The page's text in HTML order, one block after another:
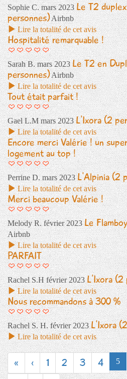
Sophie C.mars 2023 Le T2
personnes)Airbnb
Lire la totalité de cet avis
Hospitalité remarquable !
Sarah B.mars 2023 Le T2 en
personnes)Airbnb
Lire la totalité de cet avis
Tout était parfait !
Gael L.Mmars 2023 L'Ixora (2
Lire la totalité de cet avis
Encore merci Valérie ! un
logement au top !
Perrine D.mars 2023 L'Alpinia (2
Lire la totalité de cet avis
Merci beaucoup Valérie !
Melody R.février 2023 Le
Airbnb
Lire la totalité de cet avis
PARFAIT
Rachel S.Hfévrier 2023 L'Ixora (2
Lire la totalité de cet avis
Nous recommandons à 300 %
Rachel S. H.février 2023 L'Ixora
Lire la totalité de cet avis
« ‹ 1 2 3 4 5